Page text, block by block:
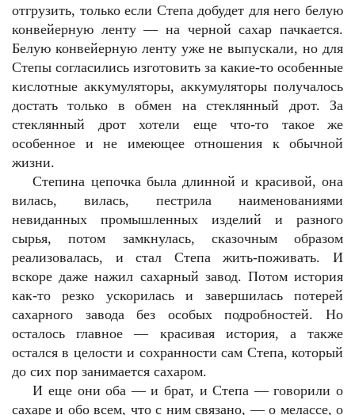
отгрузить, только если Степа добудет для него белую
конвейерную ленту — на черной сахар пачкается.
Белую конвейерную ленту уже не выпускали, но для
Степы согласились изготовить за какие-то особенные
кислотные аккумуляторы, аккумуляторы получалось
достать только в обмен на стеклянный дрот. За
стеклянный дрот хотели еще что-то такое же
особенное и не имеющее отношения к обычной
жизни.
Степина цепочка была длинной и красивой, она
вилась, вилась, пестрила наименованиями
невиданных промышленных изделий и разного
сырья, потом замкнулась, сказочным образом
реализовалась, и стал Степа жить-поживать. И
вскоре даже нажил сахарный завод. Потом история
как-то резко ускорилась и завершилась потерей
сахарного завода без особых подробностей. Но
осталось главное — красивая история, а также
остался в целости и сохранности сам Степа, который
до сих пор занимается сахаром.
И еще они оба — и брат, и Степа — говорили о
сахаре и обо всем, что с ним связано, — о мелассе, о